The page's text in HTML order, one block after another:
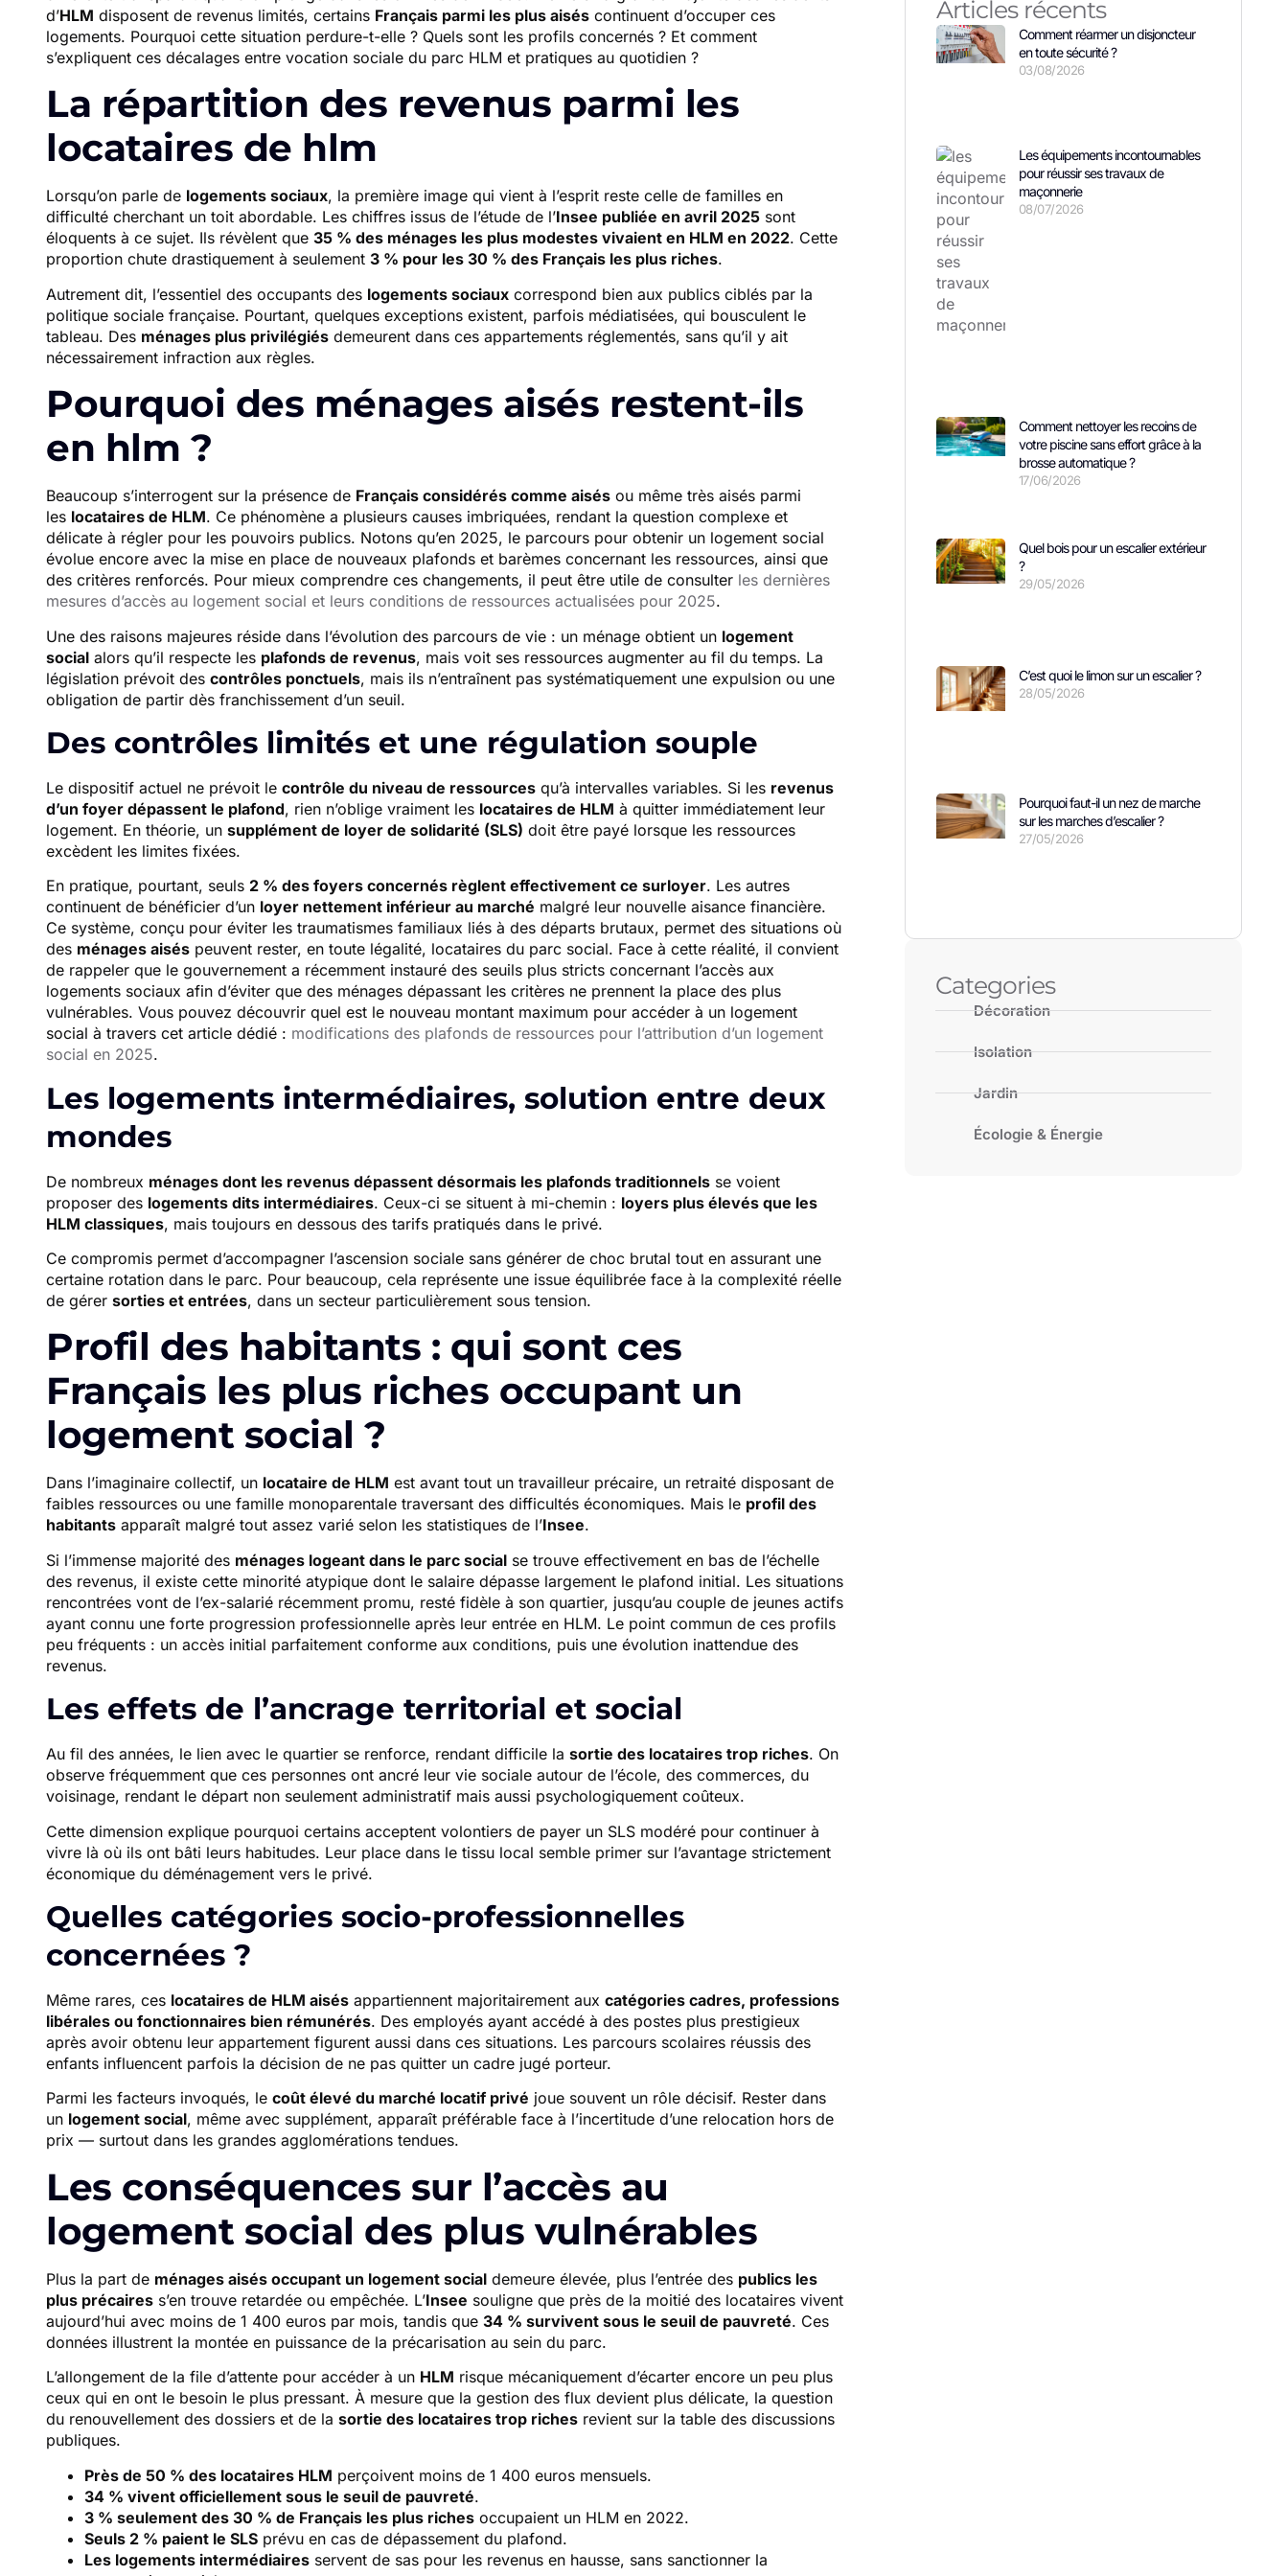
d’HLM disposent de revenus limités, certains Français parmi les plus aisés continuent d’occuper ces
logements. Pourquoi cette situation perdure-t-elle ? Quels sont les profils concernés ? Et comment
s’expliquent ces décalages entre vocation sociale du parc HLM et pratiques au quotidien ?
La répartition des revenus parmi les
locataires de hlm
Lorsqu’on parle de logements sociaux, la première image qui vient à l’esprit reste celle de familles en
difficulté cherchant un toit abordable. Les chiffres issus de l’étude de l’Insee publiée en avril 2025 sont
éloquents à ce sujet. Ils révèlent que 35 % des ménages les plus modestes vivaient en HLM en 2022. Cette
proportion chute drastiquement à seulement 3 % pour les 30 % des Français les plus riches.
Autrement dit, l’essentiel des occupants des logements sociaux correspond bien aux publics ciblés par la
politique sociale française. Pourtant, quelques exceptions existent, parfois médiatisées, qui bousculent le
tableau. Des ménages plus privilégiés demeurent dans ces appartements réglementés, sans qu’il y ait
nécessairement infraction aux règles.
Pourquoi des ménages aisés restent-ils
en hlm ?
Beaucoup s’interrogent sur la présence de Français considérés comme aisés ou même très aisés parmi
les locataires de HLM. Ce phénomène a plusieurs causes imbriquées, rendant la question complexe et
délicate à régler pour les pouvoirs publics. Notons qu’en 2025, le parcours pour obtenir un logement social
évolue encore avec la mise en place de nouveaux plafonds et barèmes concernant les ressources, ainsi que
des critères renforcés. Pour mieux comprendre ces changements, il peut être utile de consulter les dernières
mesures d’accès au logement social et leurs conditions de ressources actualisées pour 2025.
Une des raisons majeures réside dans l’évolution des parcours de vie : un ménage obtient un logement
social alors qu’il respecte les plafonds de revenus, mais voit ses ressources augmenter au fil du temps. La
législation prévoit des contrôles ponctuels, mais ils n’entraînent pas systématiquement une expulsion ou une
obligation de partir dès franchissement d’un seuil.
Des contrôles limités et une régulation souple
Le dispositif actuel ne prévoit le contrôle du niveau de ressources qu’à intervalles variables. Si les revenus
d’un foyer dépassent le plafond, rien n’oblige vraiment les locataires de HLM à quitter immédiatement leur
logement. En théorie, un supplément de loyer de solidarité (SLS) doit être payé lorsque les ressources
excèdent les limites fixées.
En pratique, pourtant, seuls 2 % des foyers concernés règlent effectivement ce surloyer. Les autres
continuent de bénéficier d’un loyer nettement inférieur au marché malgré leur nouvelle aisance financière.
Ce système, conçu pour éviter les traumatismes familiaux liés à des départs brutaux, permet des situations où
des ménages aisés peuvent rester, en toute légalité, locataires du parc social. Face à cette réalité, il convient
de rappeler que le gouvernement a récemment instauré des seuils plus stricts concernant l’accès aux
logements sociaux afin d’éviter que des ménages dépassant les critères ne prennent la place des plus
vulnérables. Vous pouvez découvrir quel est le nouveau montant maximum pour accéder à un logement
social à travers cet article dédié : modifications des plafonds de ressources pour l’attribution d’un logement
social en 2025.
Les logements intermédiaires, solution entre deux
mondes
De nombreux ménages dont les revenus dépassent désormais les plafonds traditionnels se voient
proposer des logements dits intermédiaires. Ceux-ci se situent à mi-chemin : loyers plus élevés que les
HLM classiques, mais toujours en dessous des tarifs pratiqués dans le privé.
Ce compromis permet d’accompagner l’ascension sociale sans générer de choc brutal tout en assurant une
certaine rotation dans le parc. Pour beaucoup, cela représente une issue équilibrée face à la complexité réelle
de gérer sorties et entrées, dans un secteur particulièrement sous tension.
Profil des habitants : qui sont ces
Français les plus riches occupant un
logement social ?
Dans l’imaginaire collectif, un locataire de HLM est avant tout un travailleur précaire, un retraité disposant de
faibles ressources ou une famille monoparentale traversant des difficultés économiques. Mais le profil des
habitants apparaît malgré tout assez varié selon les statistiques de l’Insee.
Si l’immense majorité des ménages logeant dans le parc social se trouve effectivement en bas de l’échelle
des revenus, il existe cette minorité atypique dont le salaire dépasse largement le plafond initial. Les situations
rencontrées vont de l’ex-salarié récemment promu, resté fidèle à son quartier, jusqu’au couple de jeunes actifs
ayant connu une forte progression professionnelle après leur entrée en HLM. Le point commun de ces profils
peu fréquents : un accès initial parfaitement conforme aux conditions, puis une évolution inattendue des
revenus.
Les effets de l’ancrage territorial et social
Au fil des années, le lien avec le quartier se renforce, rendant difficile la sortie des locataires trop riches. On
observe fréquemment que ces personnes ont ancré leur vie sociale autour de l’école, des commerces, du
voisinage, rendant le départ non seulement administratif mais aussi psychologiquement coûteux.
Cette dimension explique pourquoi certains acceptent volontiers de payer un SLS modéré pour continuer à
vivre là où ils ont bâti leurs habitudes. Leur place dans le tissu local semble primer sur l’avantage strictement
économique du déménagement vers le privé.
Quelles catégories socio-professionnelles
concernées ?
Même rares, ces locataires de HLM aisés appartiennent majoritairement aux catégories cadres, professions
libérales ou fonctionnaires bien rémunérés. Des employés ayant accédé à des postes plus prestigieux
après avoir obtenu leur appartement figurent aussi dans ces situations. Les parcours scolaires réussis des
enfants influencent parfois la décision de ne pas quitter un cadre jugé porteur.
Parmi les facteurs invoqués, le coût élevé du marché locatif privé joue souvent un rôle décisif. Rester dans
un logement social, même avec supplément, apparaît préférable face à l’incertitude d’une relocation hors de
prix — surtout dans les grandes agglomérations tendues.
Les conséquences sur l’accès au
logement social des plus vulnérables
Plus la part de ménages aisés occupant un logement social demeure élevée, plus l’entrée des publics les
plus précaires s’en trouve retardée ou empêchée. L’Insee souligne que près de la moitié des locataires vivent
aujourd’hui avec moins de 1 400 euros par mois, tandis que 34 % survivent sous le seuil de pauvreté. Ces
données illustrent la montée en puissance de la précarisation au sein du parc.
L’allongement de la file d’attente pour accéder à un HLM risque mécaniquement d’écarter encore un peu plus
ceux qui en ont le besoin le plus pressant. À mesure que la gestion des flux devient plus délicate, la question
du renouvellement des dossiers et de la sortie des locataires trop riches revient sur la table des discussions
publiques.
Près de 50 % des locataires HLM perçoivent moins de 1 400 euros mensuels.
34 % vivent officiellement sous le seuil de pauvreté.
3 % seulement des 30 % de Français les plus riches occupaient un HLM en 2022.
Seuls 2 % paient le SLS prévu en cas de dépassement du plafond.
Les logements intermédiaires servent de sas pour les revenus en hausse, sans sanctionner la
Articles récents
Comment réarmer un disjoncteur
en toute sécurité ?
03/08/2026
Les équipements incontournables
pour réussir ses travaux de
maçonnerie
08/07/2026
Comment nettoyer les recoins de
votre piscine sans effort grâce à la
brosse automatique ?
17/06/2026
Quel bois pour un escalier extérieur
?
29/05/2026
C’est quoi le limon sur un escalier ?
28/05/2026
Pourquoi faut-il un nez de marche
sur les marches d’escalier ?
27/05/2026
Categories
Décoration
Isolation
Jardin
Écologie & Énergie